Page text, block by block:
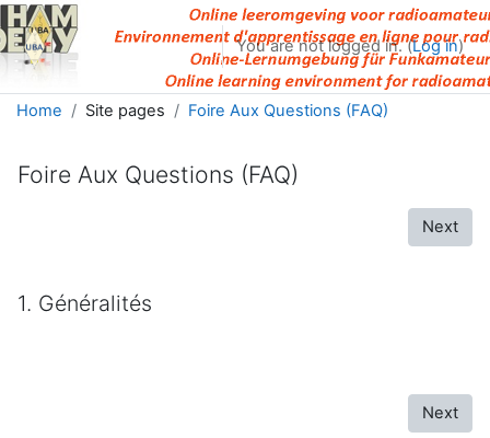
Skip to main content
You are not logged in. (Log in)
Home Site pages Foire Aux Questions (FAQ)
Foire Aux Questions (FAQ)
Next
1. Généralités
Next